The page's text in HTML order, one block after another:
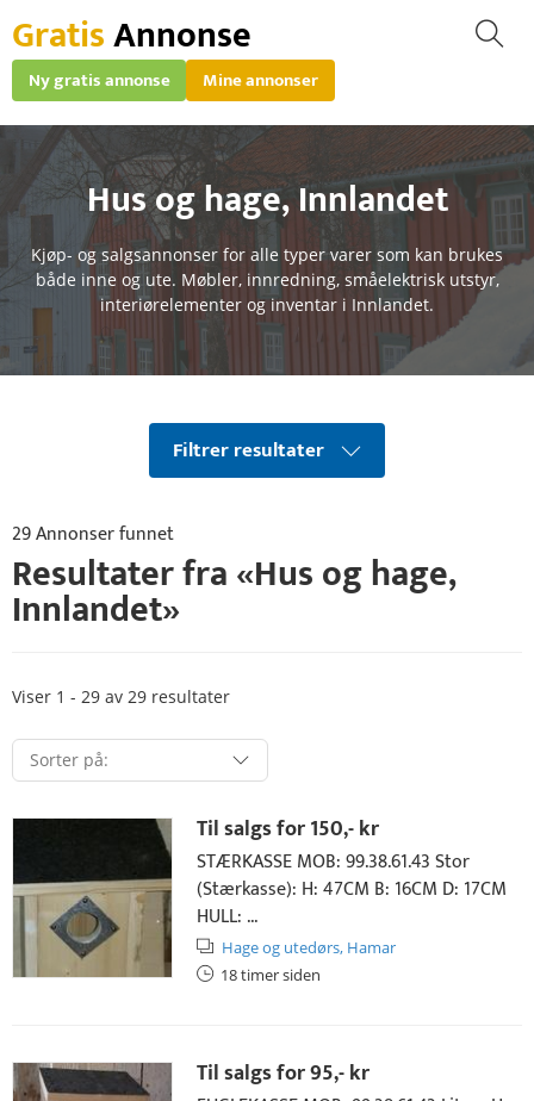
GratisAnnonse
Ny gratis annonse Mine annonser
Hus og hage,Innlandet
Kjøp- og salgsannonser for alle typer varer som kan brukes
både inne og ute. Møbler, innredning, småelektrisk utstyr,
interiørelementer og inventar i Innlandet.
Filtrer resultater
29 Annonser funnet
Resultater fra «Hus og hage,
Innlandet»
Viser 1 - 29 av 29 resultater
Til salgs for150,- kr
STÆRKASSE MOB: 99.38.61.43 Stor
(Stærkasse): H: 47CM B: 16CM D: 17CM
HULL: ...
Hage og utedørs, Hamar
18 timer siden
Til salgs for95,- kr